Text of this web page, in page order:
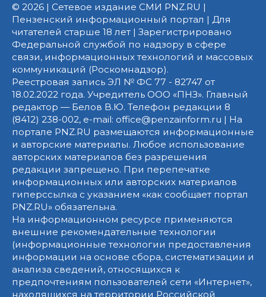
© 2026 | Сетевое издание СМИ PNZ.RU |
Пензенский информационный портал | Для
читателей старше 18 лет | Зарегистрировано
Федеральной службой по надзору в сфере
связи, информационных технологий и массовых
коммуникаций (Роскомнадзор).
Реестровая запись ЭЛ № ФС 77 - 82747 от
18.02.2022 года. Учредитель ООО «ПНЗ». Главный
редактор — Белов В.Ю. Телефон редакции 8
(8412) 238-002, e-mail: office@penzainform.ru | На
портале PNZ.RU размещаются информационные
и авторские материалы. Любое использование
авторских материалов без разрешения
редакции запрещено. При перепечатке
информационных или авторских материалов
гиперссылка с указанием «как сообщает портал
PNZ.RU» обязательна.
На информационном ресурсе применяются
внешние рекомендательные технологии
(информационные технологии предоставления
информации на основе сбора, систематизации и
анализа сведений, относящихся к
предпочтениям пользователей сети «Интернет»,
находящихся на территории Российской